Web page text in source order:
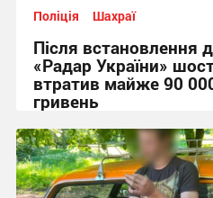
Поліція Шахраї
Після встановлення
«Радар України»
втратив майже 90
гривень
11:44, 7.08.2026